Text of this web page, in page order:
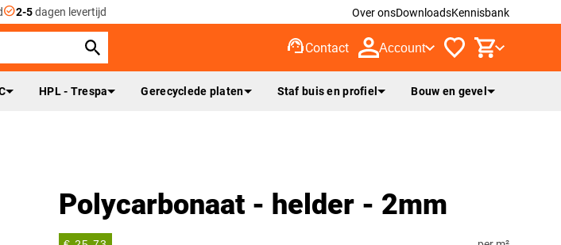
check_circle2-5dagen levertijd Over onsDownloadsKennisbank
support_agentContact Account
HPL - Trespa Gerecyclede platen Staf buis en profiel Bouw en gevel
Polycarbonaat - helder - 2mm